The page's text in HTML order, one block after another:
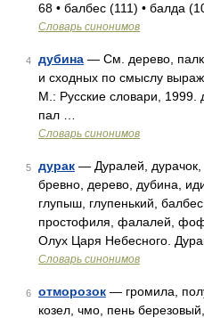
68 • балбес (111) • балда
Словарь синонимов
4 дубина — См. дерево,
и сходных по смыслу
М.: Русские словари, 1999.
пал …
Словарь синонимов
5 дурак — Дуралей, дурачок,
бревно, дерево, дубина,
глупыш, глупенький,
простофиля, фалалей,
Олух Царя Небесного.
Словарь синонимов
6 отморозок — громила,
козел, чмо, пень